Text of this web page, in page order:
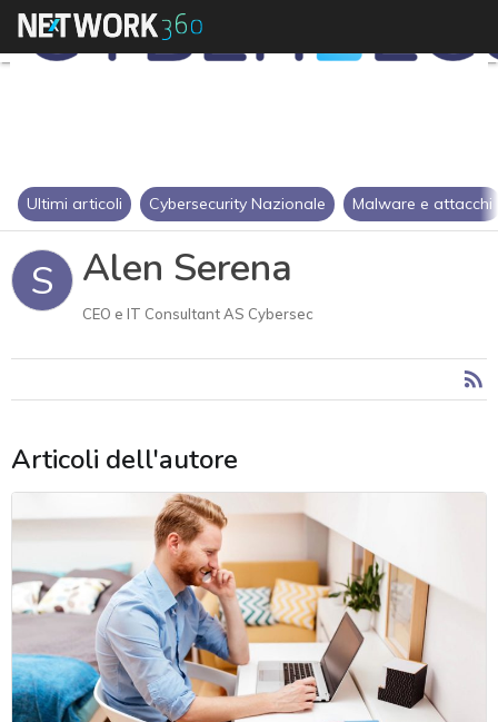
Ultimi articoli Cybersecurity Nazionale Malware e attacchi
S Alen Serena
CEO e IT Consultant AS Cybersec
Articoli dell'autore